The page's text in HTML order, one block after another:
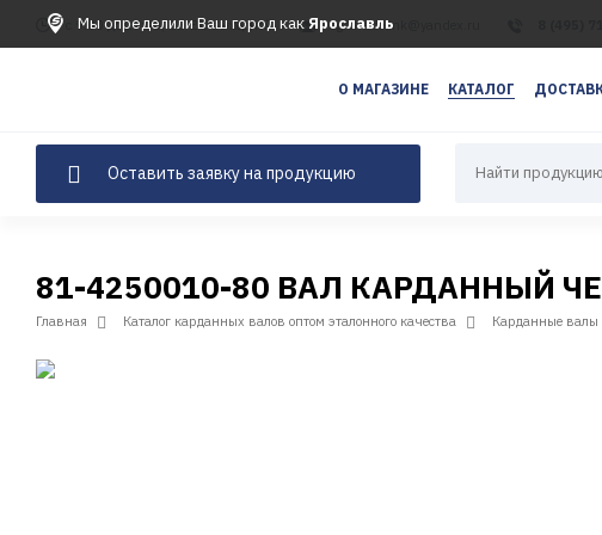
Мы определили Ваш город как Ярославль
c 9:00 до 17:00, СБ-ВС выходной agrotradelink@yandex.ru
О МАГАЗИНЕ КАТАЛОГ
Оставить заявку на продукцию
81-4250010-80 ВАЛ КАРДАННЫЙ
Главная Каталог карданных валов оптом эталонного качества Карданные валы